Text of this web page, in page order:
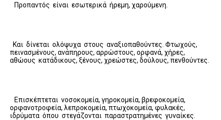
Προπαντός είναι εσωτερικά ήρεμη, χαρούμενη.
Και δίνεται ολόψυχα στους αναξιοπαθούντες. Φτωχούς,
πεινασμένους, ανάπηρους, αρρώστους, ορφανά, χήρες,
αθώους κατάδικους, ξένους, χρεώστες, δούλους, πενθούντες.
Επισκέπτεται νοσοκομεία, γηροκομεία, βρεφοκομεία,
ορφανοτροφεία, λεπροκομεία, πτωχοκομεία, φυλακές,
ιδρύματα όπου στεγάζονται παραστρατημένες γυναίκες.